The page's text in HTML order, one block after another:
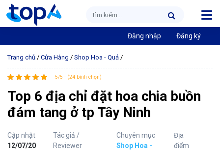
Đăng nhập Đăng ký
Trang chủ / Cửa Hàng / Shop Hoa - Quả /
5/5 - (24 bình chọn)
Top 6 địa chỉ đặt hoa chia buồn
đám tang ở tp Tây Ninh
Cập nhật
12/07/20
Tác giả /
Reviewer
Chuyên mục
Shop Hoa -
Địa
điểm